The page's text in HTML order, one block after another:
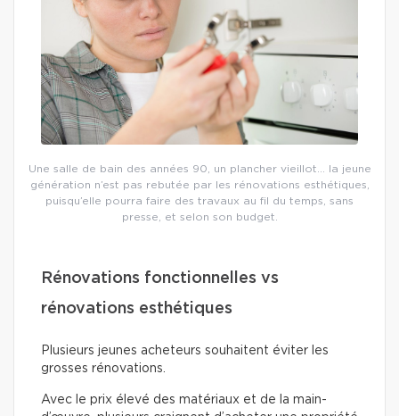
Une salle de bain des années 90, un plancher vieillot… la jeune
génération n’est pas rebutée par les rénovations esthétiques,
puisqu’elle pourra faire des travaux au fil du temps, sans
presse, et selon son budget.
Rénovations fonctionnelles vs
rénovations esthétiques
Plusieurs jeunes acheteurs souhaitent éviter les
grosses rénovations.
Avec le prix élevé des matériaux et de la main-